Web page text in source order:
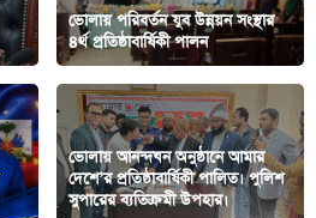
ভোলায় পরিবর্তন যুব উন্নয়ন সংস্থার
৪র্থ প্রতিষ্ঠাবার্ষিকী পালন ‎
ভোলায় আনন্দঘন অনুষ্ঠানে আমার
দেশে’র প্রতিষ্ঠাবার্ষিকী পালিত। পুলিশ
সুপারের ব্যতিক্রমী উপহার।